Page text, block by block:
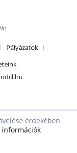
Pályázatok
érdekében
információk